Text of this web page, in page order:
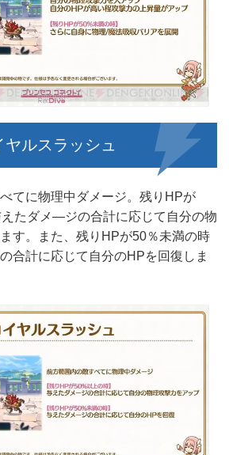
ルスラッシュ
てに物理中ダメージ。残りHPが
たダメ―ジの合計に応じて自分の物
す。また、残りHPが50％未満の時
合計に応じて自分のHPを回復しま